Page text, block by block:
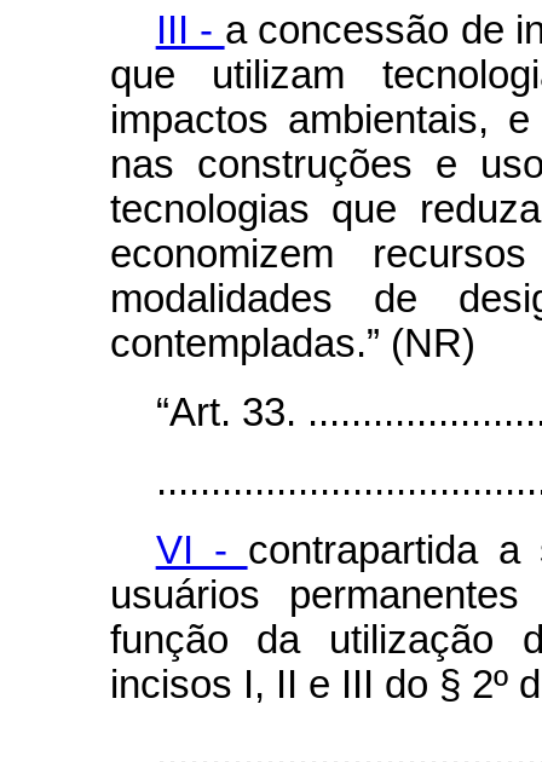
III - a concessão de
que utilizam
impactos ambientais,
nas construções e
tecnologias que
economizem
modalidades de
contempladas.” (NR)
“Art. 33.
VI - contrapartida
usuários
função da utilização
incisos I, II e III do § 2º